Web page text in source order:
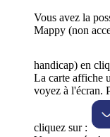
Vous avez la
Mappy (non
handicap) en
La carte affiche
voyez à l'écran.
cliquez sur :